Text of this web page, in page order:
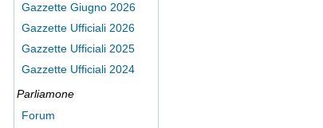
Gazzette Giugno 2026
Gazzette Ufficiali 2026
Gazzette Ufficiali 2025
Gazzette Ufficiali 2024
Parliamone
Forum